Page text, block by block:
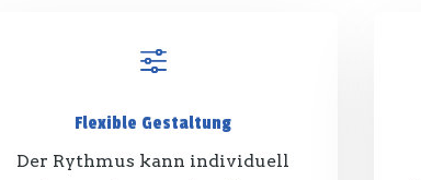
f
Flexible Gestaltung
Der Rythmus kann individuell